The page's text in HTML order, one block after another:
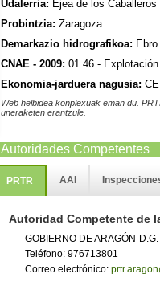
Udalerria: Ejea de los Caballeros
Probintzia: Zaragoza
Demarkazio hidrografikoa: Ebro
CNAE - 2009: 01.46 -
Ekonomia-jarduera nagusia:
Web helbidea konplexuak eman du.
uneraketen erantzule.
Autoridades Competentes
PRTR AAI
Autoridad Competente de
GOBIERNO DE ARAGÓN-
Teléfono: 976713801
Correo electrónico: